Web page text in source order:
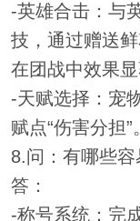
-英雄合击：与
技，通过赠送
在团战中效果显
-天赋选择：宠
赋点“伤害分担”。
8.问：有哪些
答：
-称号系统：完